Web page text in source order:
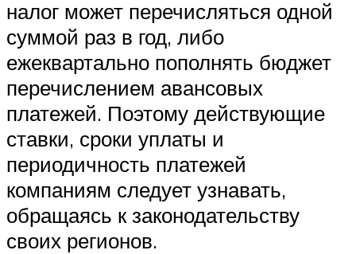
налог может перечисляться одной
суммой раз в год, либо
ежеквартально пополнять бюджет
перечислением авансовых
платежей. Поэтому действующие
ставки, сроки уплаты и
периодичность платежей
компаниям следует узнавать,
обращаясь к законодательству
своих регионов.